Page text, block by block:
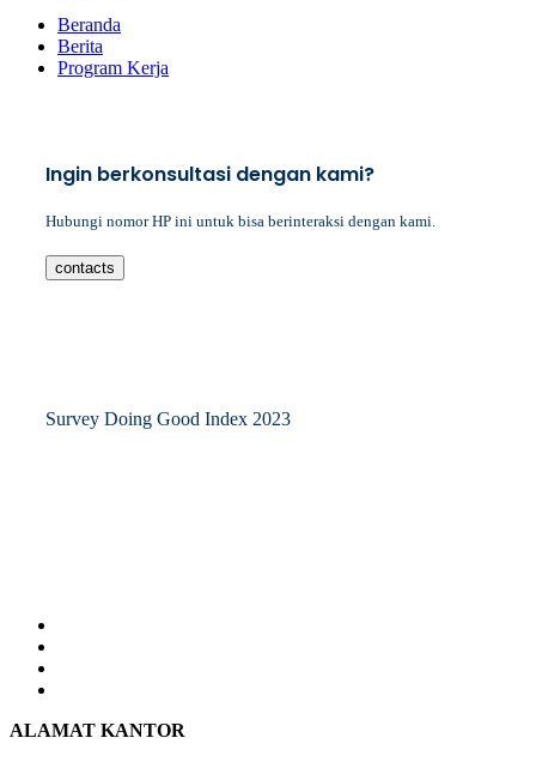
Beranda
Berita
Program Kerja
Ingin berkonsultasi dengan kami?
Hubungi nomor HP ini untuk bisa berinteraksi dengan kami.
contacts
Survey Doing Good Index 2023
ALAMAT KANTOR